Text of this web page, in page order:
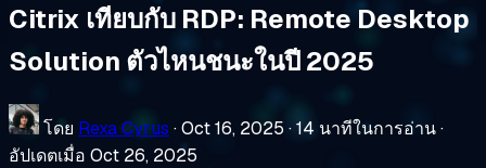
Citrix เทียบกับ RDP: Remote Desktop
Solution ตัวไหนชนะในปี 2025
โดย Rexa Cyrus ·Oct 16, 2025 ·14 นาทีในการอ่าน·
อัปเดตเมื่อ Oct 26, 2025